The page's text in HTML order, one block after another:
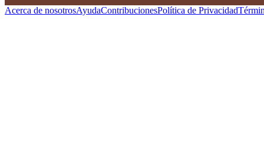
Acerca de nosotrosAyudaContribucionesPolítica de Privacidad